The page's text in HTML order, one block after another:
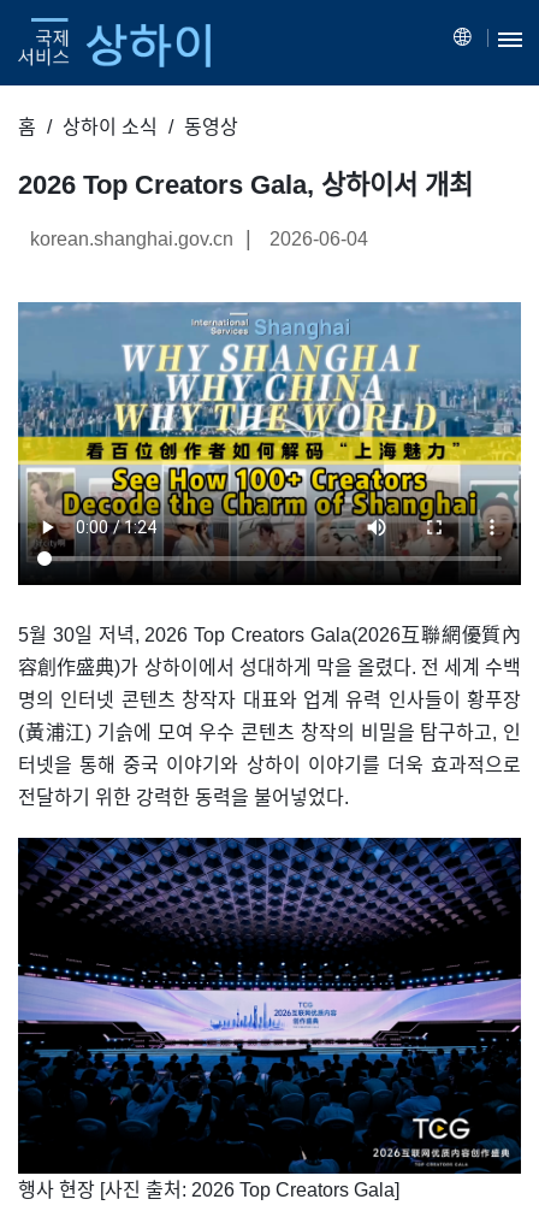
홈 상하이 소식 동영상
2026 Top Creators Gala, 상하이서 개최
korean.shanghai.gov.cn | 2026-06-04
5월 30일 저녁, 2026 Top Creators Gala(2026互聯網優質內
容創作盛典)가 상하이에서 성대하게 막을 올렸다. 전 세계 수백
명의 인터넷 콘텐츠 창작자 대표와 업계 유력 인사들이 황푸장
(黃浦江) 기슭에 모여 우수 콘텐츠 창작의 비밀을 탐구하고, 인
터넷을 통해 중국 이야기와 상하이 이야기를 더욱 효과적으로
전달하기 위한 강력한 동력을 불어넣었다.
​행사 현장 [사진 출처: 2026 Top Creators Gala]